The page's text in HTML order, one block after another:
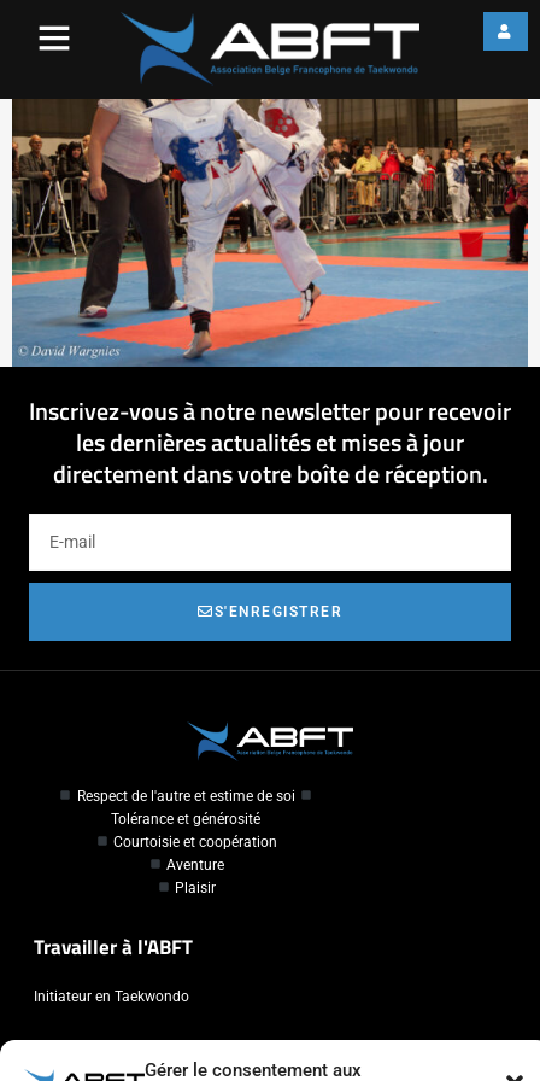
Gérer le consentement aux
Inscrivez-vous à notre newsletter pour recevoir
les dernières actualités et mises à jour
directement dans votre boîte de réception.
S'ENREGISTRER
Respect de l'autre et estime de soi
Tolérance et générosité
Courtoisie et coopération
Aventure
Plaisir
Travailler à l'ABFT
Initiateur en Taekwondo